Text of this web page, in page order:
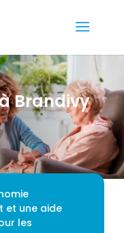
Brandivy
et une aide
les